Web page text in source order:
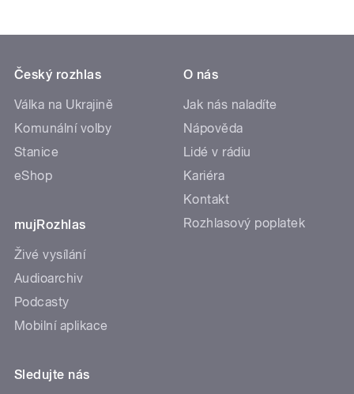
Český rozhlas
Válka na Ukrajině
Komunální volby
Stanice
eShop
mujRozhlas
Živé vysílání
Audioarchiv
Podcasty
Mobilní aplikace
O nás
Jak nás naladíte
Nápověda
Lidé v rádiu
Kariéra
Kontakt
Rozhlasový poplatek
Sledujte nás